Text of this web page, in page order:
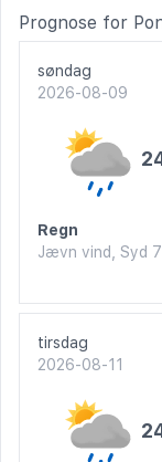
Prognose for
søndag
2026-08-09
Regn
Jævn vind, Syd
tirsdag
2026-08-11